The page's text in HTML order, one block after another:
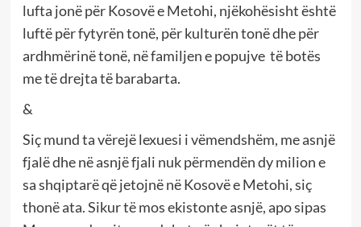
lufta jonë për Kosovë e Metohi, njëkohësisht është
luftë për fytyrën tonë, për kulturën tonë dhe për
ardhmërinë tonë, në familjen e popujve të botës
me të drejta të barabarta.
&
Siç mund ta vërejë lexuesi i vëmendshëm, me asnjë
fjalë dhe në asnjë fjali nuk përmendën dy milion e
sa shqiptarë që jetojnë në Kosovë e Metohi, siç
thonë ata. Sikur të mos ekistonte asnjë, apo sipas